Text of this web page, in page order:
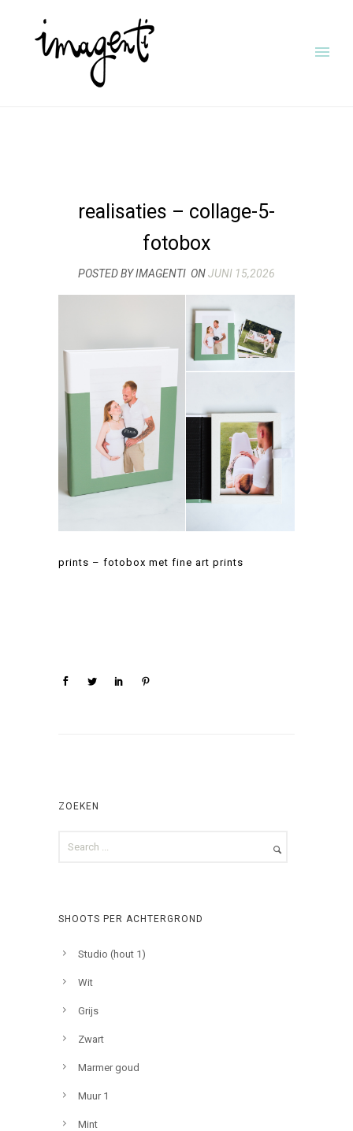
realisaties – collage-5-
fotobox
POSTED BY IMAGENTI ONJUNI 15,2026
prints – fotobox met fine art prints
ZOEKEN
SHOOTS PER ACHTERGROND
Studio (hout 1)
Wit
Grijs
Zwart
Marmer goud
Muur 1
Mint